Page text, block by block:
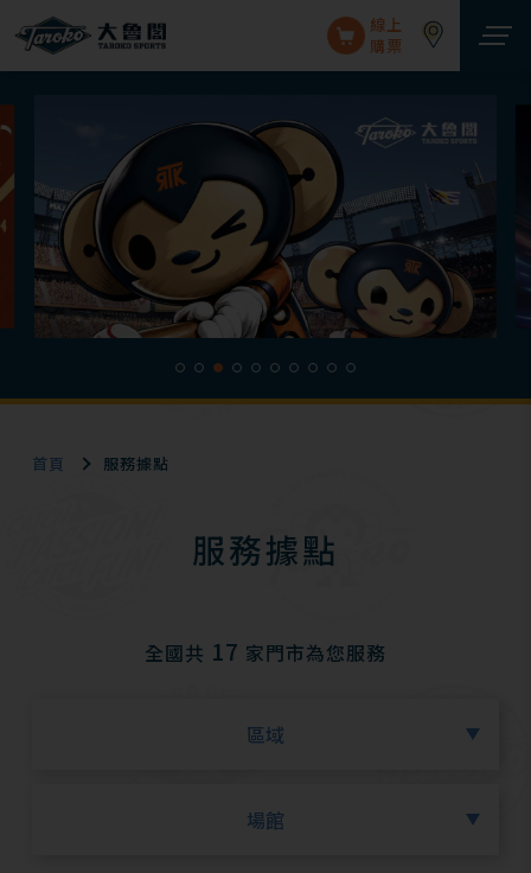
線上
購票
首頁 服務據點
服務據點
全國共 17 家門市為您服務